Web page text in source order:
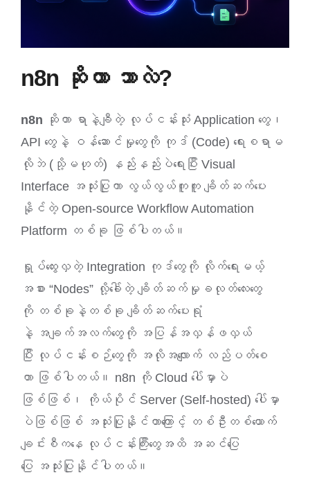
n8n ဆိုတာ ဘာလဲ?
n8n ဆိုတာ ရာနဲ့ချီတဲ့ လုပ်ငန်းသုံး Application တွေ၊
API တွေနဲ့ ဝန်ဆောင်မှုတွေကို ကုဒ် (Code) ရေးစရာမ
လိုဘဲ (သို့မဟုတ်) နည်းနည်းပဲရေးပြီး Visual
Interface အသုံးပြုကာ လွယ်လွယ်ကူကူ ချိတ်ဆက်ပေး
နိုင်တဲ့ Open-source Workflow Automation
Platform တစ်ခု ဖြစ်ပါတယ်။
ရှုပ်ထွေးလှတဲ့ Integration ကုဒ်တွေကို လိုက်ရေးမယ့်
အစား “Nodes” လို့ခေါ်တဲ့ ချိတ်ဆက်မှုခလုတ်လေးတွေ
ကို တစ်ခုနဲ့တစ်ခု ချိတ်ဆက်ပေးရုံ
နဲ့ အချက်အလက်တွေကို အပြန်အလှန်ဖလှယ်
ပြီး လုပ်ငန်းစဉ်တွေကို အလိုအလျောက် လည်ပတ်စေ
တာ ဖြစ်ပါတယ်။ n8n ကို Cloud ပေါ်မှာပဲ
ဖြစ်ဖြစ်၊ ကိုယ်ပိုင် Server (Self-hosted) ပေါ်မှာ
ပဲဖြစ်ဖြစ် အသုံးပြုနိုင်တာကြောင့် တစ်ဦးတစ်ယောက်
ချင်းစီကနေ လုပ်ငန်းကြီးတွေအထိ အဆင်ပြေ
ပြေ အသုံးပြုနိုင်ပါတယ်။